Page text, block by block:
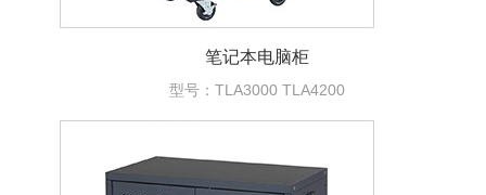
笔记本电脑柜
型号：TLA3000 TLA4200